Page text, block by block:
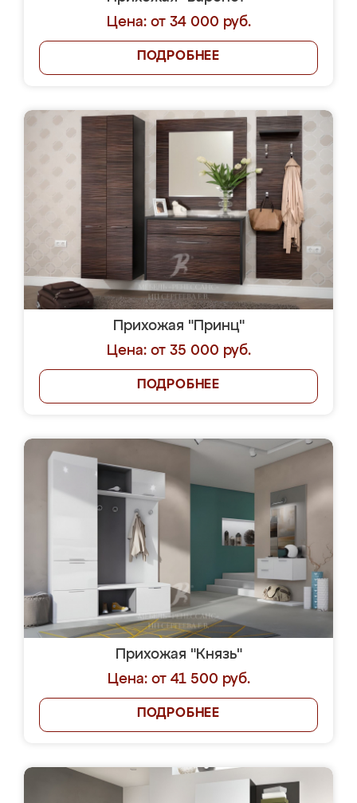
Цена: от 34 000 руб.
ПОДРОБНЕЕ
Прихожая "Принц"
Цена: от 35 000 руб.
ПОДРОБНЕЕ
Прихожая "Князь"
Цена: от 41 500 руб.
ПОДРОБНЕЕ